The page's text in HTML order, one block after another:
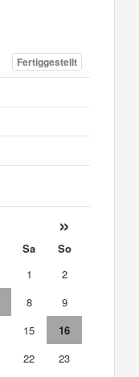
Fertiggestellt
»
Sa
So
1
2
8
9
15
16
22
23